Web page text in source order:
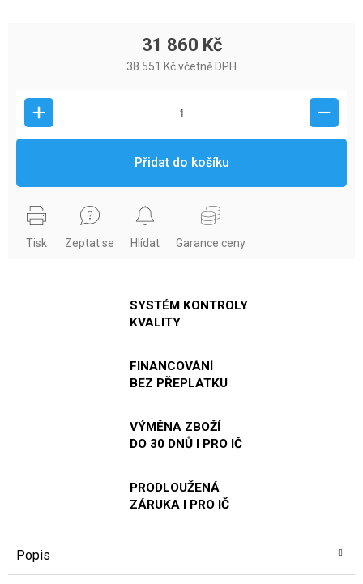
31 860 Kč
38 551 Kč včetně DPH
Přidat do košíku
Tisk Zeptat se Hlídat Garance ceny
SYSTÉM KONTROLY
KVALITY
FINANCOVÁNÍ
BEZ PŘEPLATKU
VÝMĚNA ZBOŽÍ
DO 30 DNŮ I PRO IČ
PRODLOUŽENÁ
ZÁRUKA I PRO IČ
Popis